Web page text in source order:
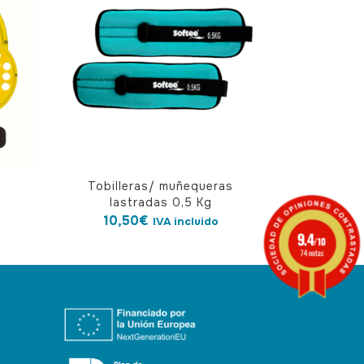
Tobilleras/ muñequeras
lastradas 0,5 Kg
10,50€ IVA incluido
9.4/10
74 notas